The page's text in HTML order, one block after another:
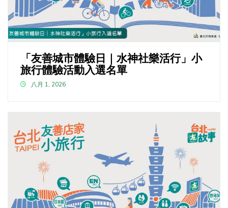
「友善城市體驗日｜水神社樂活行」小
旅行體驗活動入選名單
八月 1, 2026